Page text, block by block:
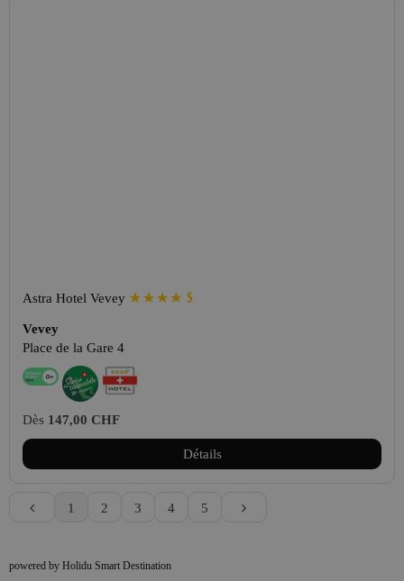
Astra Hotel Vevey
Vevey
Place de la Gare 4
Dès 147,00 CHF
Détails
1 2 3 4 5
powered by Holidu Smart Destination